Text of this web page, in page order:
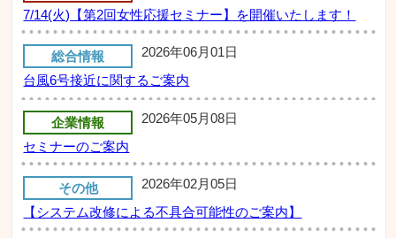
7/14(火)【第2回女性応援セミナー】を開催いたします！
総合情報
2026年06月01日
台風6号接近に関するご案内
企業情報
2026年05月08日
セミナーのご案内
その他
2026年02月05日
【システム改修による不具合可能性のご案内】